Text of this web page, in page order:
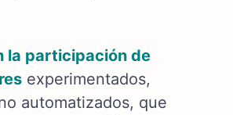
la participación de
experimentados,
automatizados, que